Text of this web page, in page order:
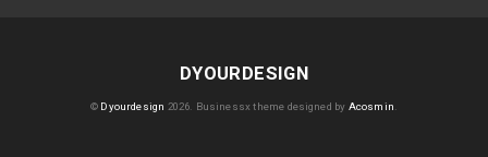
DYOURDESIGN
© Dyourdesign 2026. Businessx theme designed by Acosmin